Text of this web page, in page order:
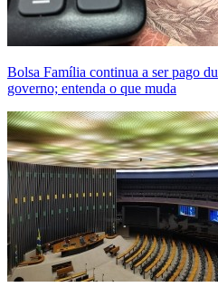
Bolsa Família continua a ser pago
governo; entenda o que muda